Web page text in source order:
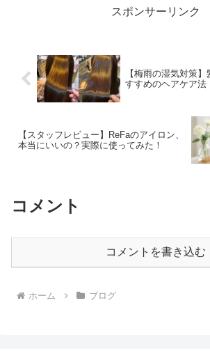
スポンサーリンク
【梅雨の湿気対策
すすめのヘアケア法
【スタッフレビュー】ReFaのアイロン、
本当にいいの？実際に使ってみた！
コメント
コメントを書き込む
ホーム ブログ